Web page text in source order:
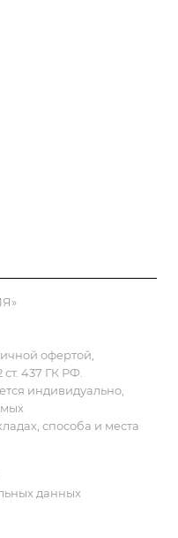
офертой,
437 ГК РФ.
индивидуально,
способа и места
данных